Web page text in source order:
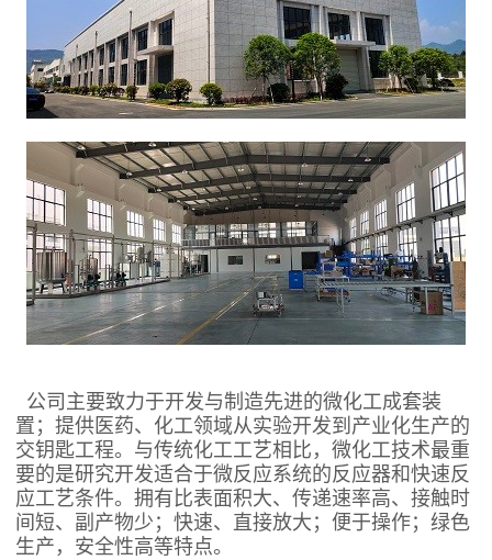
公司主要致力于开发与制造先进的微化工成套装
置 ；提供医药、化工领域从实验开发到产业化生产的
交钥匙工程。 与传统化工工艺相比，微化工技术最重
要的是研究开发适合于微反应系统的反应器和快速反
应工艺条件。拥有比表面积大、传递速率高、接触时
间短、副产物少；快速、直接放大；便于操作；绿色
生产，安全性高等特点。